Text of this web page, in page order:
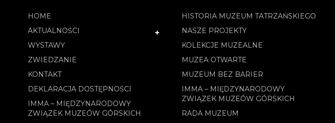
HOME
AKTUALNOŚCI
WYSTAWY
ZWIEDZANIE
KONTAKT
DEKLARACJA DOSTĘPNOŚCI
IMMA – MIĘDZYNARODOWY
ZWIĄZEK MUZEÓW GÓRSKICH
HISTORIA MUZEUM TATRZAŃSKIEGO
NASZE PROJEKTY
KOLEKCJE MUZEALNE
MUZEA OTWARTE
MUZEUM BEZ BARIER
IMMA – MIĘDZYNARODOWY
ZWIĄZEK MUZEÓW GÓRSKICH
RADA MUZEUM